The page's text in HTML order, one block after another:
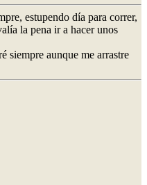
estupendo día para correr,
la pena ir a hacer unos
siempre aunque me arrastre